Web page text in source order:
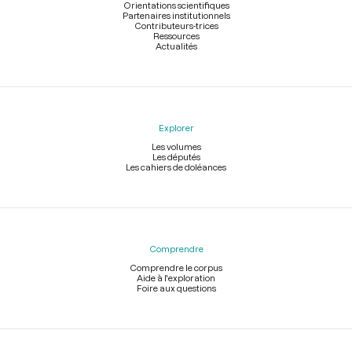
Orientations scientifiques
Partenaires institutionnels
Contributeurs-trices
Ressources
Actualités
Explorer
Les volumes
Les députés
Les cahiers de doléances
Comprendre
Comprendre le corpus
Aide à l'exploration
Foire aux questions